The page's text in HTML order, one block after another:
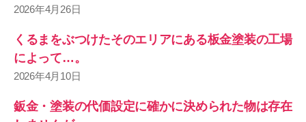
2026年4月26日
くるまをぶつけたそのエリアにある板金塗装の工場
によって…。
2026年4月10日
鈑金・塗装の代価設定に確かに決められた物は存在